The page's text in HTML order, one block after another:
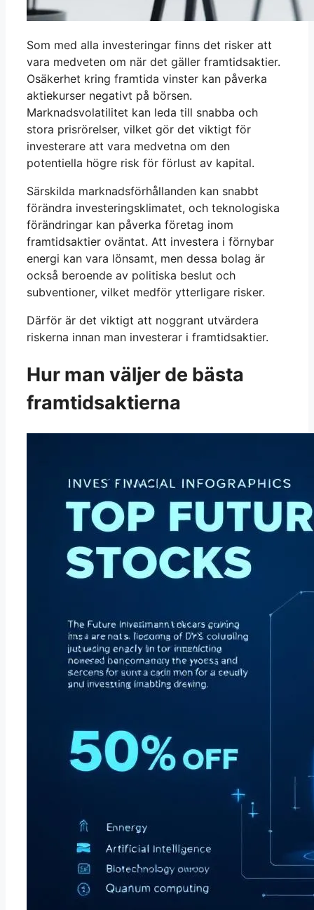
Som med alla investeringar finns det risker att
vara medveten om när det gäller framtidsaktier.
Osäkerhet kring framtida vinster kan påverka
aktiekurser negativt på börsen.
Marknadsvolatilitet kan leda till snabba och
stora prisrörelser, vilket gör det viktigt för
investerare att vara medvetna om den
potentiella högre risk för förlust av kapital.
Särskilda marknadsförhållanden kan snabbt
förändra investeringsklimatet, och teknologiska
förändringar kan påverka företag inom
framtidsaktier oväntat. Att investera i förnybar
energi kan vara lönsamt, men dessa bolag är
också beroende av politiska beslut och
subventioner, vilket medför ytterligare risker.
Därför är det viktigt att noggrant utvärdera
riskerna innan man investerar i framtidsaktier.
Hur man väljer de bästa
framtidsaktierna